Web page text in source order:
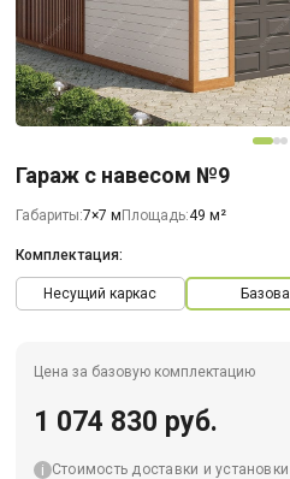
Гараж с навесом №9
Габариты:7×7 м Площадь:49 м²
Комплектация:
Несущий каркас
Цена за базовую комплектацию
1 074 830 руб.
Стоимость доставки и установки